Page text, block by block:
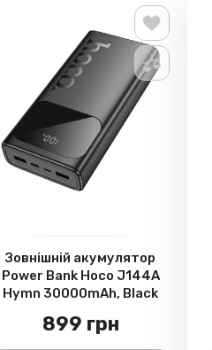
Зовнішній акумулятор
Power Bank Hoco J144A
Hymn 30000mAh, Black
899 грн